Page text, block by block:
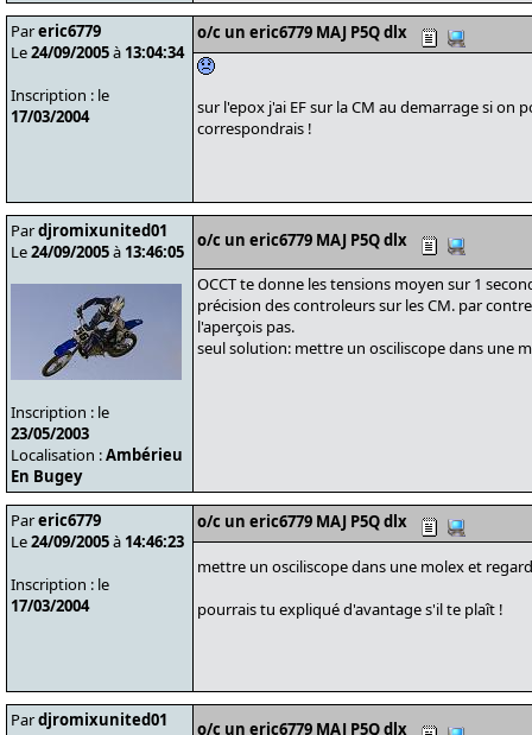
Pareric6779
Le24/09/2005à 13:04:34
Inscription : le
17/03/2004
o/c un eric6779 MAJ P5Q dlx
sur l'epox j'ai EF sur la CM au demarrage si on
correspondrais !
Pardjromixunited01
Le24/09/2005à 13:46:05
Inscription : le
23/05/2003
Localisation :Ambérieu
En Bugey
o/c un eric6779 MAJ P5Q dlx
OCCT te donne les tensions moyen sur 1
précision des controleurs sur les CM. par
l'aperçois pas.
seul solution: mettre un osciliscope dans une
Pareric6779
Le24/09/2005à 14:46:23
Inscription : le
17/03/2004
o/c un eric6779 MAJ P5Q dlx
mettre un osciliscope dans une molex et
pourrais tu expliqué d'avantage s'il te plaît !
Pardjromixunited01
o/c un eric6779 MAJ P5Q dlx